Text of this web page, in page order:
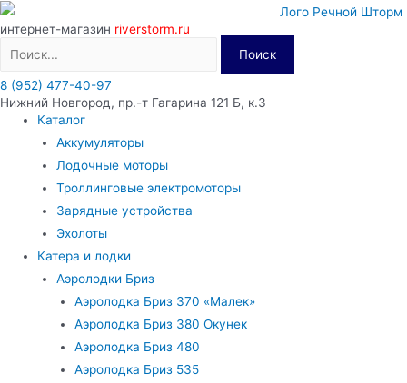
Перейти
к
содержимому
интернет-магазин riverstorm.ru
Поиск
8 (952) 477-40-97
Нижний Новгород, пр.-т Гагарина 121 Б, к.3
Каталог
Аккумуляторы
Лодочные моторы
Троллинговые электромоторы
Зарядные устройства
Эхолоты
Катера и лодки
Аэролодки Бриз
Аэролодка Бриз 370 «Малек»
Аэролодка Бриз 380 Окунек
Аэролодка Бриз 480
Аэролодка Бриз 535